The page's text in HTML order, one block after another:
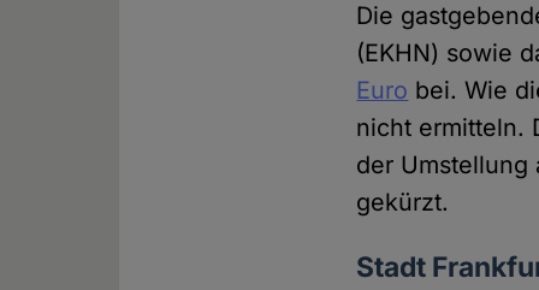
Die
(EKHN) sowie
Euro bei. Wie
nicht ermitteln.
der Umstellung
gekürzt.
Stadt